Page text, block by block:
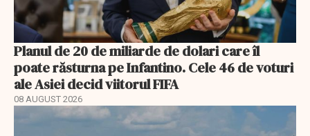
Planul de 20 de miliarde de dolari care îl
poate răsturna pe Infantino. Cele 46 de voturi
ale Asiei decid viitorul FIFA
08 AUGUST 2026